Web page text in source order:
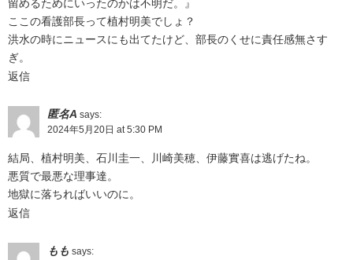
留めるためにいったのかは不明だ。』
ここの看護部長って植村明美でしょ？
洪水の時にニュースにも出てたけど、部長のくせに責任感無さす
ぎ。
返信
匿名A says:
2024年5月20日 at 5:30 PM
結局、植村明美、石川圭一、川崎美穂、伊藤實喜は逃げたね。
悪質で最悪な理事達。
地獄に落ちればいいのに。
返信
もも says: